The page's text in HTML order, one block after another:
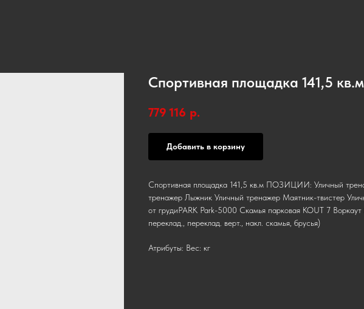
Спортивная площадка 141,5 кв.м
779 116 р.
Добавить в корзину
Спортивная площадка 141,5 кв.м ПОЗИЦИИ: Уличный
тренажер Лыжник Уличный тренажер Маятник-твистер
от грудиPARK Park-5000 Скамья парковая KOUT 7
переклад., переклад. верт., накл. скамья, брусья)
Атрибуты: Вес: кг